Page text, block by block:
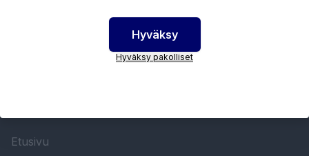
Etusivu
Hyväksy
Hyväksy pakolliset